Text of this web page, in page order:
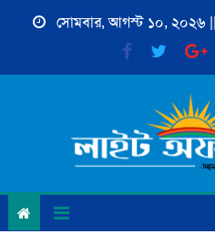
সোমবার, আগস্ট ১০, ২০২৬ ||